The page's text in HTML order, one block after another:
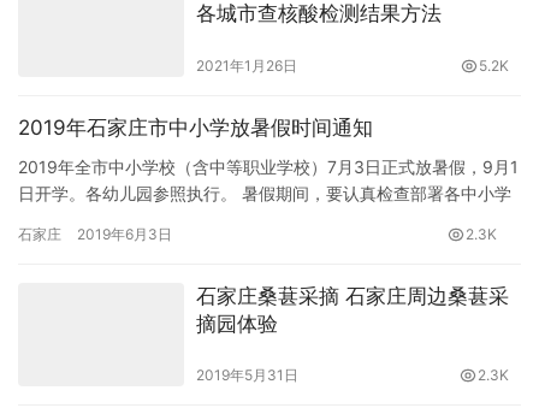
各城市查核酸检测结果方法
2021年1月26日 5.2K
2019年石家庄市中小学放暑假时间通知
2019年全市中小学校（含中等职业学校）7月3日正式放暑假，9月1
日开学。各幼儿园参照执行。 暑假期间，要认真检查部署各中小学
石家庄 2019年6月3日 2.3K
石家庄桑葚采摘 石家庄周边桑葚采
摘园体验
2019年5月31日 2.3K